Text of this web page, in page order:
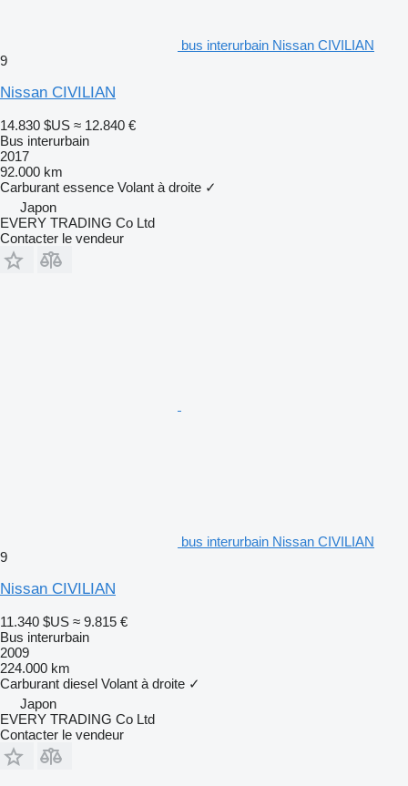
bus interurbain Nissan CIVILIAN
9
Nissan CIVILIAN
14.830 $US ≈ 12.840 €
Bus interurbain
2017
92.000 km
Carburant essence Volant à droite ✓
Japon
EVERY TRADING Co Ltd
Contacter le vendeur
bus interurbain Nissan CIVILIAN
9
Nissan CIVILIAN
11.340 $US ≈ 9.815 €
Bus interurbain
2009
224.000 km
Carburant diesel Volant à droite ✓
Japon
EVERY TRADING Co Ltd
Contacter le vendeur